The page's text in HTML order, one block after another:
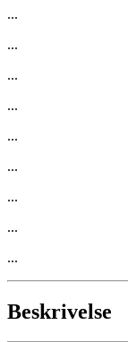
...
...
...
...
...
...
...
...
...
Beskrivelse